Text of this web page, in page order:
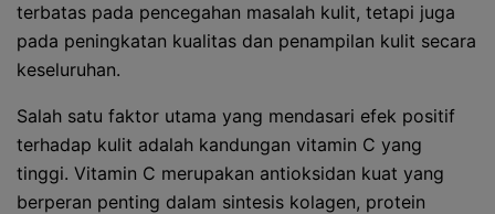
terbatas pada pencegahan masalah kulit, tetapi juga
pada peningkatan kualitas dan penampilan kulit secara
keseluruhan.
Salah satu faktor utama yang mendasari efek positif
terhadap kulit adalah kandungan vitamin C yang
tinggi. Vitamin C merupakan antioksidan kuat yang
berperan penting dalam sintesis kolagen, protein